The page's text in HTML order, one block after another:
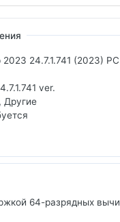
24.7.1.741 (2023)
ver.
Другие
64-разрядных